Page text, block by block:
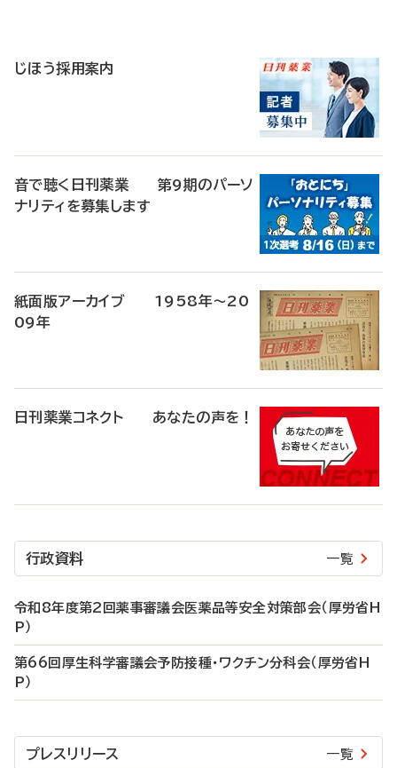
じほう採用案内
音で聴く日刊薬業 第9期のパーソ
ナリティを募集します
紙面版アーカイブ 1958年～20
09年
日刊薬業コネクト あなたの声を！
行政資料 一覧
令和8年度第2回薬事審議会医薬品等安全対策部会（厚労省H
P）
第66回厚生科学審議会予防接種・ワクチン分科会（厚労省H
P）
プレスリリース 一覧